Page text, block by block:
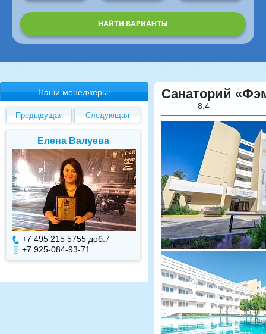
НАЙТИ ВАРИАНТЫ
Наши менеджеры:
Предыдущая Следующая
Елена Валуева
+7 495 215 5755 доб. 7
+7 925-084-93-71
Светлана
+7 495 215 5755 доб.
+7 925-084-93-70
Санаторий
8.4